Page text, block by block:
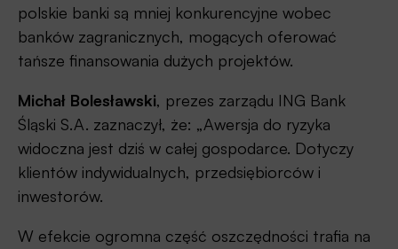
polskie banki są mniej konkurencyjne wobec
banków zagranicznych, mogących oferować
tańsze finansowania dużych projektów.
Michał Bolesławski, prezes zarządu ING Bank
Śląski S.A. zaznaczył, że: „Awersja do ryzyka
widoczna jest dziś w całej gospodarce. Dotyczy
klientów indywidualnych, przedsiębiorców i
inwestorów.
W efekcie ogromna część oszczędności trafia na